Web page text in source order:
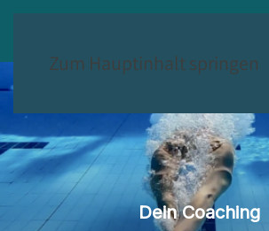
Zum Hauptinhalt springen
Dein Coaching